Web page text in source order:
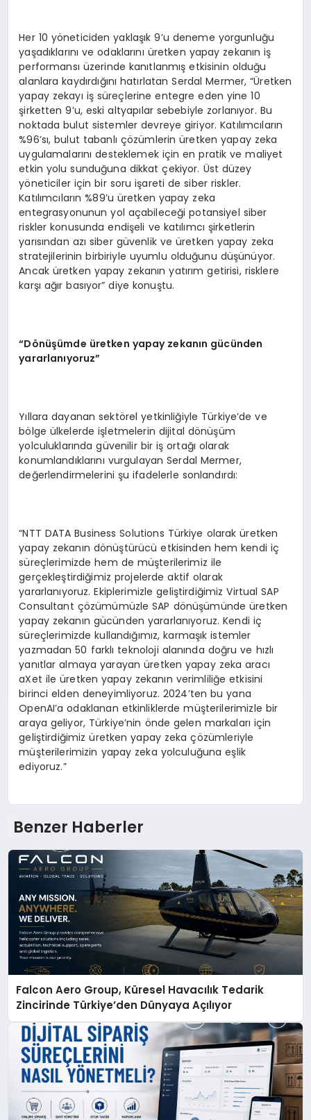
Her 10 yöneticiden yaklaşık 9’u deneme yorgunluğu
yaşadıklarını ve odaklarını üretken yapay zekanın iş
performansı üzerinde kanıtlanmış etkisinin olduğu
alanlara kaydırdığını hatırlatan Serdal Mermer, “Üretken
yapay zekayı iş süreçlerine entegre eden yine 10
şirketten 9’u, eski altyapılar sebebiyle zorlanıyor. Bu
noktada bulut sistemler devreye giriyor. Katılımcıların
%96’sı, bulut tabanlı çözümlerin üretken yapay zeka
uygulamalarını desteklemek için en pratik ve maliyet
etkin yolu sunduğuna dikkat çekiyor. Üst düzey
yöneticiler için bir soru işareti de siber riskler.
Katılımcıların %89’u üretken yapay zeka
entegrasyonunun yol açabileceği potansiyel siber
riskler konusunda endişeli ve katılımcı şirketlerin
yarısından azı siber güvenlik ve üretken yapay zeka
stratejilerinin birbiriyle uyumlu olduğunu düşünüyor.
Ancak üretken yapay zekanın yatırım getirisi, risklere
karşı ağır basıyor” diye konuştu.
“Dönüşümde üretken yapay zekanın gücünden
yararlanıyoruz”
Yıllara dayanan sektörel yetkinliğiyle Türkiye’de ve
bölge ülkelerde işletmelerin dijital dönüşüm
yolculuklarında güvenilir bir iş ortağı olarak
konumlandıklarını vurgulayan Serdal Mermer,
değerlendirmelerini şu ifadelerle sonlandırdı:
“NTT DATA Business Solutions Türkiye olarak üretken
yapay zekanın dönüştürücü etkisinden hem kendi iç
süreçlerimizde hem de müşterilerimiz ile
gerçekleştirdiğimiz projelerde aktif olarak
yararlanıyoruz. Ekiplerimizle geliştirdiğimiz Virtual SAP
Consultant çözümümüzle SAP dönüşümünde üretken
yapay zekanın gücünden yararlanıyoruz. Kendi iç
süreçlerimizde kullandığımız, karmaşık istemler
yazmadan 50 farklı teknoloji alanında doğru ve hızlı
yanıtlar almaya yarayan üretken yapay zeka aracı
aXet ile üretken yapay zekanın verimliliğe etkisini
birinci elden deneyimliyoruz. 2024’ten bu yana
OpenAI’a odaklanan etkinliklerde müşterilerimizle bir
araya geliyor, Türkiye’nin önde gelen markaları için
geliştirdiğimiz üretken yapay zeka çözümleriyle
müşterilerimizin yapay zeka yolculuğuna eşlik
ediyoruz.”
Benzer Haberler
Falcon Aero Group, Küresel Havacılık Tedarik
Zincirinde Türkiye’den Dünyaya Açılıyor